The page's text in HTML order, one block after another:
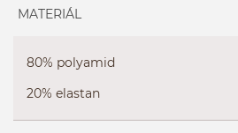
MATERIÁL
80% polyamid
20% elastan